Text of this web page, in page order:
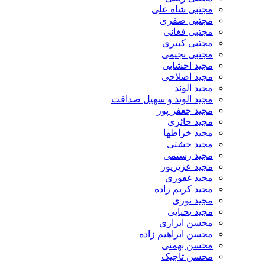
مجتبی شاه علی
مجتبی صفری
مجتبی فغانی
مجتبی کبیری
مجتبی نجیمی
مجید اخشابی
مجید اصلاحی
مجید الوند‎
مجید الوند و سهیل صداقت
مجید جعفر پور
مجید حائری
مجید خراطها
مجید خشتی
مجید رستمی
مجید عزیزپور
مجید غفوری
مجید کریم زاده
مجید نوری
مجید یحیایی
محسن ابراری
محسن ابراهیم زاده
محسن بهمنی
محسن تاجیک